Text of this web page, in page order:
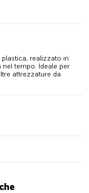
realizzato in
tempo. Ideale per
attrezzature da